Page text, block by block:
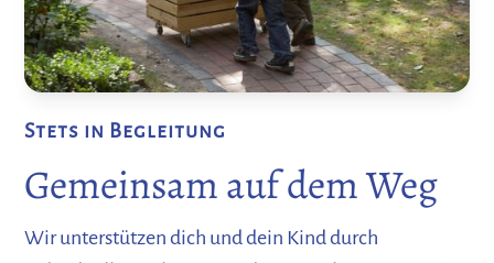
Stets in Begleitung
Gemeinsam auf dem Weg
Wir unterstützen dich und dein Kind durch